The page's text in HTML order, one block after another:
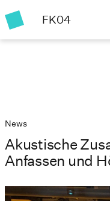
FK04
News
Akustische
Anfassen und